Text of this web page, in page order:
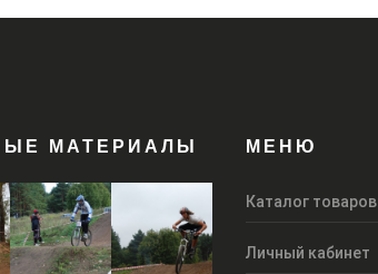
МАТЕРИАЛЫ МЕНЮ
Каталог товаров
Личный кабинет